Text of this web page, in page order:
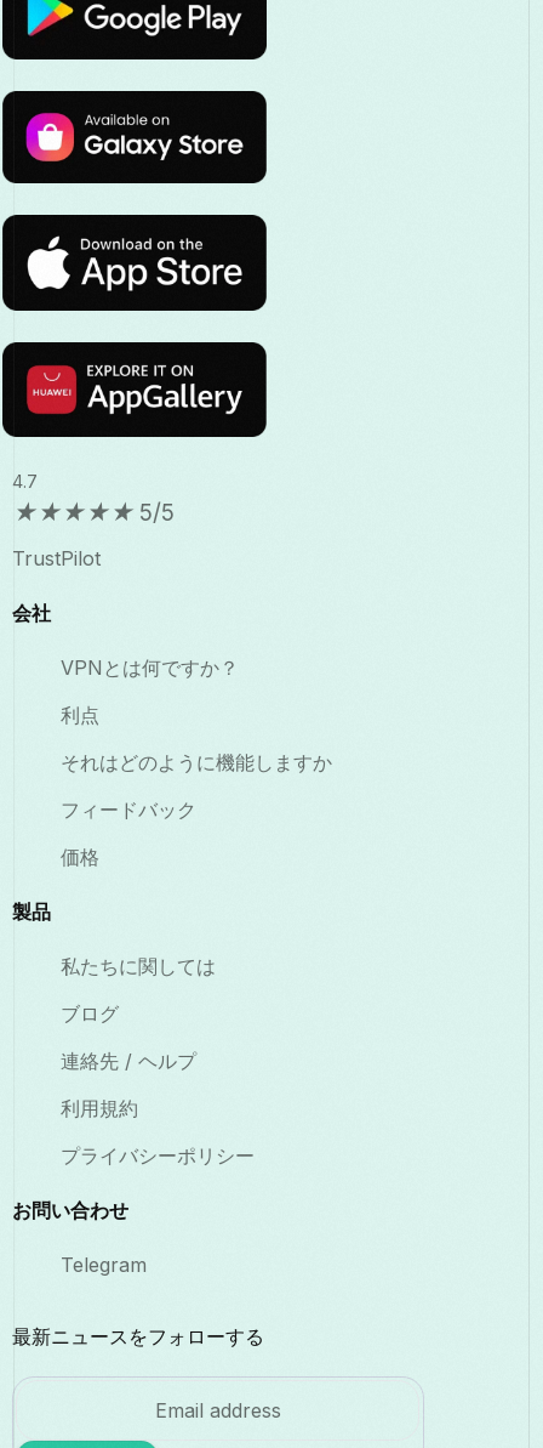
4.7
★★★★★ 5/5
TrustPilot
会社
VPNとは何ですか？
利点
それはどのように機能しますか
フィードバック
価格
製品
私たちに関しては
ブログ
連絡先 / ヘルプ
利用規約
プライバシーポリシー
お問い合わせ
Telegram
最新ニュースをフォローする